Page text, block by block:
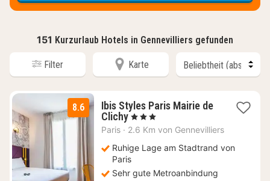
151 Kurzurlaub Hotels in Gennevilliers gefunden
Filter Karte
8.6
Ibis Styles Paris Mairie de
Clichy1
Nacht
70
€
, 3 Sterne
Paris · 2.6 Km von Gennevilliers
Ruhige Lage am Stadtrand von
Paris
Sehr gute Metroanbindung